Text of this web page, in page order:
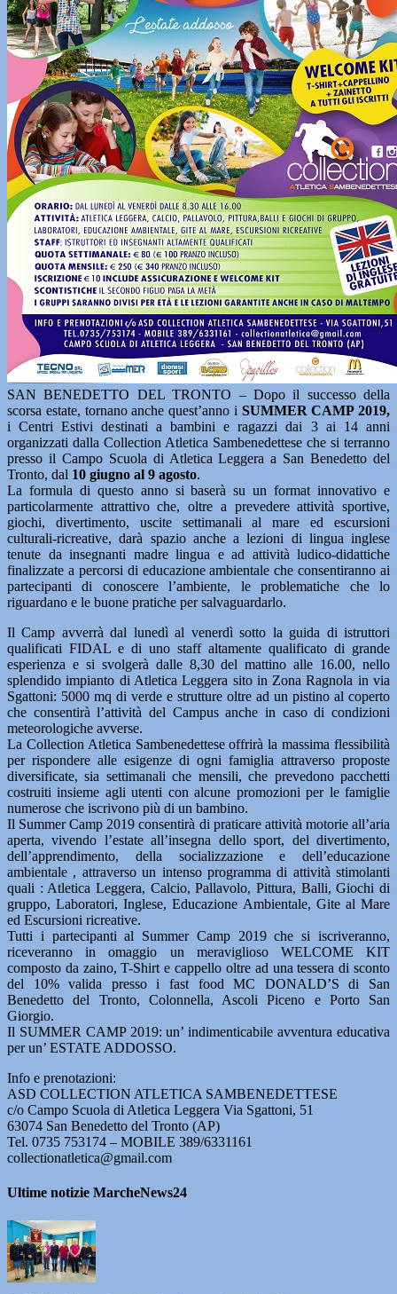
SAN BENEDETTO DEL TRONTO – Dopo il successo della
scorsa estate, tornano anche quest’anno i SUMMER CAMP 2019,
i Centri Estivi destinati a bambini e ragazzi dai 3 ai 14 anni
organizzati dalla Collection Atletica Sambenedettese che si terranno
presso il Campo Scuola di Atletica Leggera a San Benedetto del
Tronto, dal 10 giugno al 9 agosto.
La formula di questo anno si baserà su un format innovativo e
particolarmente attrattivo che, oltre a prevedere attività sportive,
giochi, divertimento, uscite settimanali al mare ed escursioni
culturali-ricreative, darà spazio anche a lezioni di lingua inglese
tenute da insegnanti madre lingua e ad attività ludico-didattiche
finalizzate a percorsi di educazione ambientale che consentiranno ai
partecipanti di conoscere l’ambiente, le problematiche che lo
riguardano e le buone pratiche per salvaguardarlo.
Il Camp avverrà dal lunedì al venerdì sotto la guida di istruttori
qualificati FIDAL e di uno staff altamente qualificato di grande
esperienza e si svolgerà dalle 8,30 del mattino alle 16.00, nello
splendido impianto di Atletica Leggera sito in Zona Ragnola in via
Sgattoni: 5000 mq di verde e strutture oltre ad un pistino al coperto
che consentirà l’attività del Campus anche in caso di condizioni
meteorologiche avverse.
La Collection Atletica Sambenedettese offrirà la massima flessibilità
per rispondere alle esigenze di ogni famiglia attraverso proposte
diversificate, sia settimanali che mensili, che prevedono pacchetti
costruiti insieme agli utenti con alcune promozioni per le famiglie
numerose che iscrivono più di un bambino.
Il Summer Camp 2019 consentirà di praticare attività motorie all’aria
aperta, vivendo l’estate all’insegna dello sport, del divertimento,
dell’apprendimento, della socializzazione e dell’educazione
ambientale , attraverso un intenso programma di attività stimolanti
quali : Atletica Leggera, Calcio, Pallavolo, Pittura, Balli, Giochi di
gruppo, Laboratori, Inglese, Educazione Ambientale, Gite al Mare
ed Escursioni ricreative.
Tutti i partecipanti al Summer Camp 2019 che si iscriveranno,
riceveranno in omaggio un meraviglioso WELCOME KIT
composto da zaino, T-Shirt e cappello oltre ad una tessera di sconto
del 10% valida presso i fast food MC DONALD’S di San
Benedetto del Tronto, Colonnella, Ascoli Piceno e Porto San
Giorgio.
Il SUMMER CAMP 2019: un’ indimenticabile avventura educativa
per un’ ESTATE ADDOSSO.
Info e prenotazioni:
ASD COLLECTION ATLETICA SAMBENEDETTESE
c/o Campo Scuola di Atletica Leggera Via Sgattoni, 51
63074 San Benedetto del Tronto (AP)
Tel. 0735 753174 – MOBILE 389/6331161
collectionatletica@gmail.com
Ultime notizie MarcheNews24